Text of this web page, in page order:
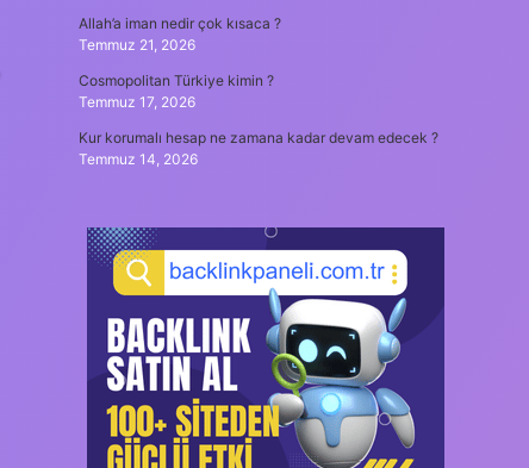
Allah’a iman nedir çok kısaca ?
Temmuz 21, 2026
Cosmopolitan Türkiye kimin ?
Temmuz 17, 2026
Kur korumalı hesap ne zamana kadar devam edecek ?
Temmuz 14, 2026